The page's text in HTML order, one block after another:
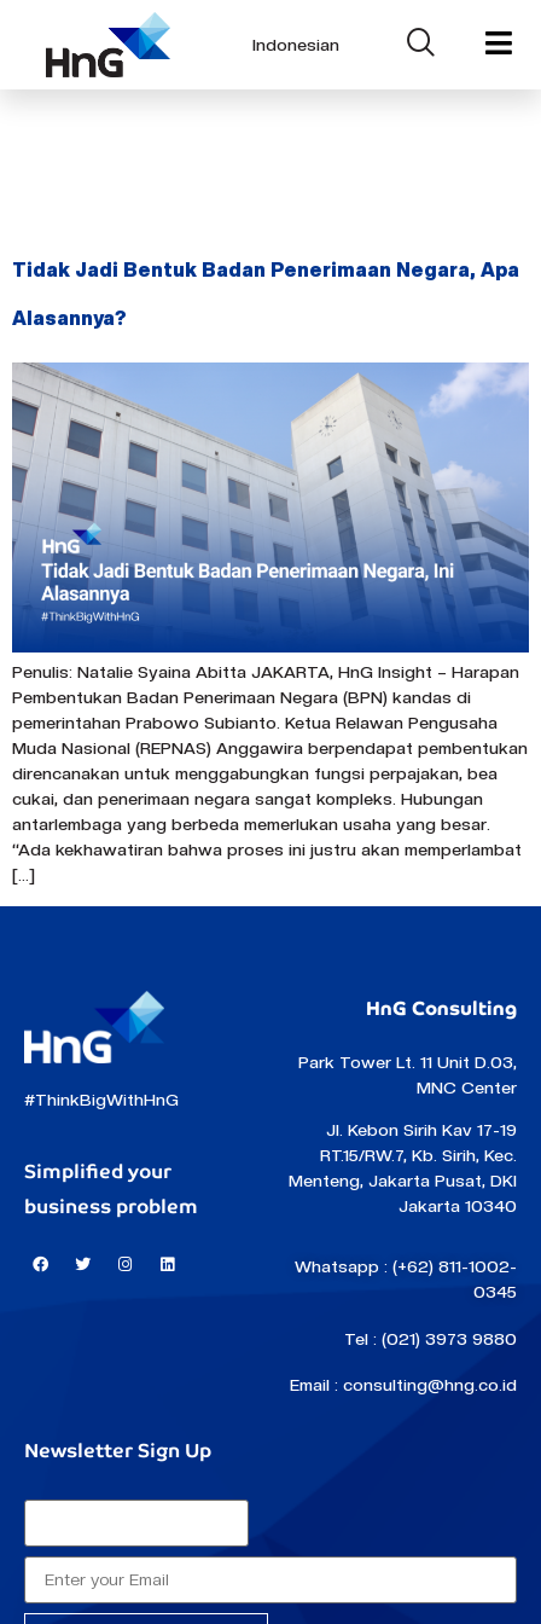
Indonesian
Tidak Jadi Bentuk Badan Penerimaan Negara, Apa
Alasannya?
Penulis: Natalie Syaina Abitta JAKARTA, HnG Insight – Harapan
Pembentukan Badan Penerimaan Negara (BPN) kandas di
pemerintahan Prabowo Subianto. Ketua Relawan Pengusaha
Muda Nasional (REPNAS) Anggawira berpendapat pembentukan
direncanakan untuk menggabungkan fungsi perpajakan, bea
cukai, dan penerimaan negara sangat kompleks. Hubungan
antarlembaga yang berbeda memerlukan usaha yang besar.
“Ada kekhawatiran bahwa proses ini justru akan memperlambat
[…]
#ThinkBigWithHnG
Simplified your
business problem
HnG Consulting
Park Tower Lt. 11 Unit D.03,
MNC Center
Jl. Kebon Sirih Kav 17-19
RT.15/RW.7, Kb. Sirih, Kec.
Menteng, Jakarta Pusat, DKI
Jakarta 10340
Whatsapp : (+62) 811-1002-
0345
Tel : (021) 3973 9880
Email : consulting@hng.co.id
Newsletter Sign Up